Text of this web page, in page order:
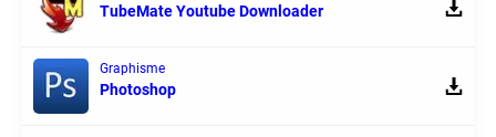
TubeMate Youtube Downloader
Graphisme
Photoshop